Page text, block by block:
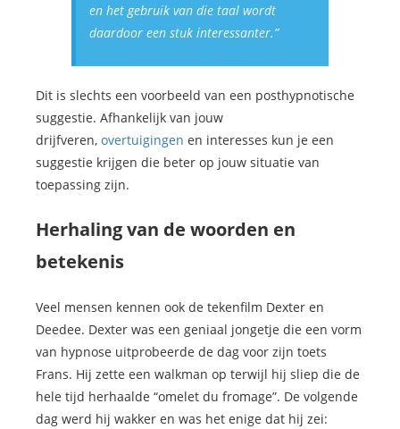
en het gebruik van die taal wordt
daardoor een stuk interessanter.”
Dit is slechts een voorbeeld van een posthypnotische
suggestie. Afhankelijk van jouw
drijfveren, overtuigingen en interesses kun je een
suggestie krijgen die beter op jouw situatie van
toepassing zijn.
Herhaling van de woorden en
betekenis
Veel mensen kennen ook de tekenfilm Dexter en
Deedee. Dexter was een geniaal jongetje die een vorm
van hypnose uitprobeerde de dag voor zijn toets
Frans. Hij zette een walkman op terwijl hij sliep die de
hele tijd herhaalde “omelet du fromage”. De volgende
dag werd hij wakker en was het enige dat hij zei: